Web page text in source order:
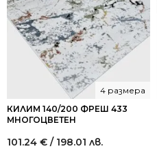
КИЛИМ 140/200 ФРЕШ 433
МНОГОЦВЕТЕН
4 размера
101.24 € / 198.01 лв.